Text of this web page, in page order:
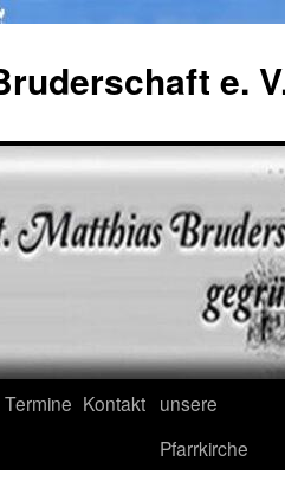
e.
Termine Kontakt unsere
Pfarrkirche